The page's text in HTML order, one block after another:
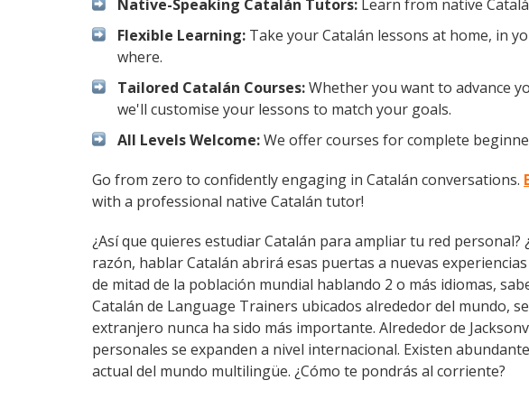
Native-Speaking Catalán Tutors: Learn from native
Flexible Learning: Take your Catalán lessons at home, in
where.
Tailored Catalán Courses:Whether you want to advance
we'll customise your lessons to match your goals.
All Levels Welcome:We offer courses for complete
Go from zero to confidently engaging in Catalán conversations.
with a professional native Catalán tutor!
¿Así que quieres estudiar Catalán para ampliar tu red
razón, hablar Catalán abrirá esas puertas a nuevas
de mitad de la población mundial hablando 2 o más idiomas,
Catalán de Language Trainers ubicados alrededor del mundo,
extranjero nunca ha sido más importante. Alrededor de
personales se expanden a nivel internacional. Existen
actual del mundo multilingüe. ¿Cómo te pondrás al corriente?